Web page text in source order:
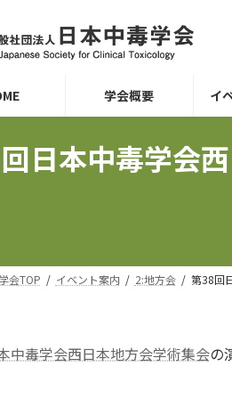
学会概要 イ
日本中毒学会
会TOP イベント案内 2:地方会 第38回
中毒学会西日本地方会学術集会の